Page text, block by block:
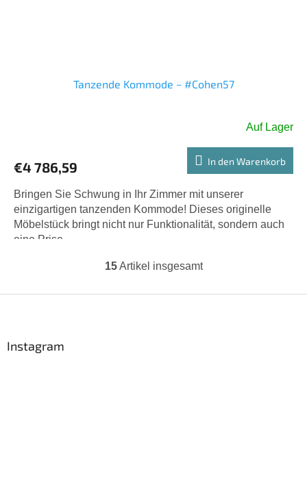
Tanzende Kommode ~ #Cohen57
Auf Lager
€4 786,59 In den Warenkorb
Bringen Sie Schwung in Ihr Zimmer mit unserer
einzigartigen tanzenden Kommode! Dieses originelle
Möbelstück bringt nicht nur Funktionalität, sondern auch
eine Prise...
S
e
15Artikel insgesamt
Instagram